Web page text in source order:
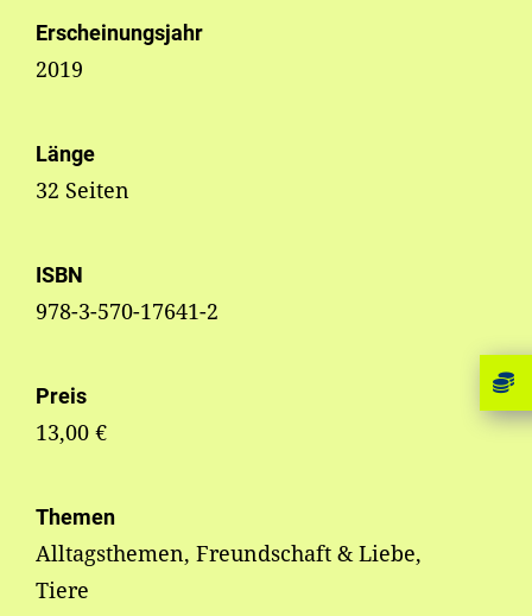
Erscheinungsjahr
2019
Länge
32 Seiten
ISBN
978-3-570-17641-2
Preis
13,00 €
Themen
Alltagsthemen, Freundschaft & Liebe,
Tiere